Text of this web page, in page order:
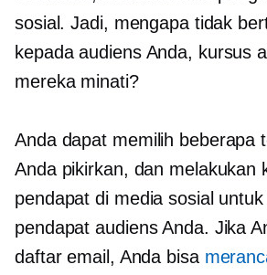
sosial. Jadi, mengapa tidak
kepada audiens Anda, kursus
mereka minati?
Anda dapat memilih beberapa
Anda pikirkan, dan melakukan
pendapat di media sosial
pendapat audiens Anda. Jika
daftar email, Anda bisa